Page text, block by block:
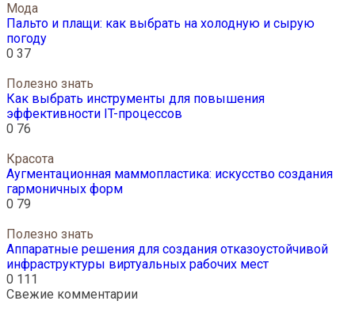
Мода
Пальто и плащи: как выбрать на холодную и сырую
погоду
0 37
Полезно знать
Как выбрать инструменты для повышения
эффективности IT-процессов
0 76
Красота
Аугментационная маммопластика: искусство создания
гармоничных форм
0 79
Полезно знать
Аппаратные решения для создания отказоустойчивой
инфраструктуры виртуальных рабочих мест
0 111
Свежие комментарии